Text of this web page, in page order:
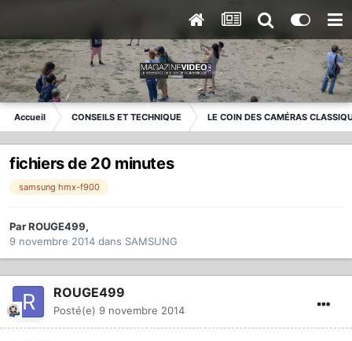
Accueil CONSEILS ET TECHNIQUE LE COIN DES CAMÉRAS
fichiers de 20 minutes
samsung hmx-f900
ParROUGE499,
9 novembre 2014 dans SAMSUNG
ROUGE499
Posté(e) 9 novembre 2014